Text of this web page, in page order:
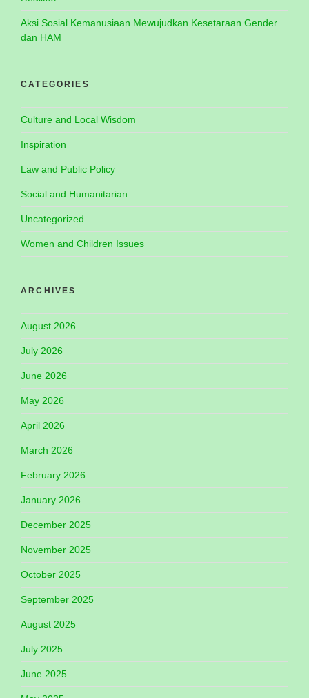
Aksi Sosial Kemanusiaan Mewujudkan Kesetaraan Gender
dan HAM
CATEGORIES
Culture and Local Wisdom
Inspiration
Law and Public Policy
Social and Humanitarian
Uncategorized
Women and Children Issues
ARCHIVES
August 2026
July 2026
June 2026
May 2026
April 2026
March 2026
February 2026
January 2026
December 2025
November 2025
October 2025
September 2025
August 2025
July 2025
June 2025